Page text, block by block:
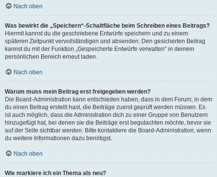
Nach oben
Was bewirkt die „Speichern“-Schaltfläche beim Schreiben eines Beitrags?
Hiermit kannst du die geschriebene Entwürfe speichern und zu einem
späteren Zeitpunkt vervollständigen und absenden. Den gesicherten Beitrag
kannst du mit der Funktion „Gespeicherte Entwürfe verwalten“ in deinem
persönlichen Bereich erneut laden.
Nach oben
Warum muss mein Beitrag erst freigegeben werden?
Die Board-Administration kann entschieden haben, dass in dem Forum, in dem
du einen Beitrag erstellt hast, die Beiträge zuerst geprüft werden müssen. Es
ist auch möglich, dass die Administration dich zu einer Gruppe von Benutzern
hinzugefügt hat, bei denen sie die Beiträge erst begutachten möchte, bevor sie
auf der Seite sichtbar werden. Bitte kontaktiere die Board-Administration, wenn
du weitere Informationen dazu benötigst.
Nach oben
Wie markiere ich ein Thema als neu?